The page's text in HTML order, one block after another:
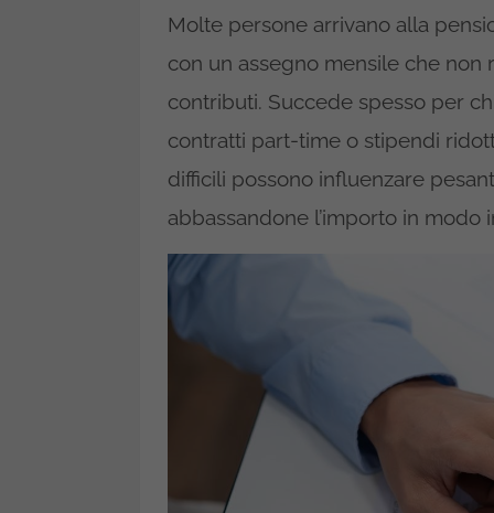
Molte persone arrivano alla
con un assegno mensile che non
contributi. Succede spesso per
contratti part-time o stipendi
difficili possono influenzare
abbassandone l’importo in modo